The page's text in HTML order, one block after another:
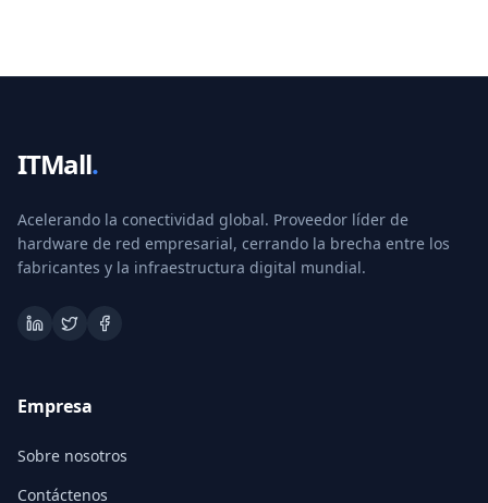
ITMall.
Acelerando la conectividad global. Proveedor líder de
hardware de red empresarial, cerrando la brecha entre los
fabricantes y la infraestructura digital mundial.
Empresa
Sobre nosotros
Contáctenos